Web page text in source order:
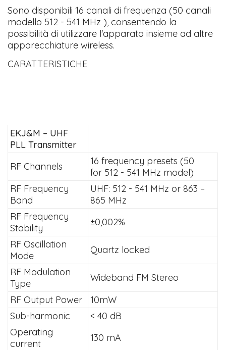
Sono disponibili 16 canali di frequenza (50 canali
modello 512 - 541 MHz ), consentendo la
possibilità di utilizzare l'apparato insieme ad altre
apparecchiature wireless.
CARATTERISTICHE
EKJ&M – UHF
PLL Transmitter
RF Channels
16 frequency presets (50
for 512 - 541 MHz model)
RF Frequency
Band
UHF: 512 - 541 MHz or 863 –
865 MHz
RF Frequency
Stability
±0,002%
RF Oscillation
Mode
Quartz locked
RF Modulation
Type
Wideband FM Stereo
RF Output Power
10mW
Sub-harmonic
< 40 dB
Operating
current
130 mA